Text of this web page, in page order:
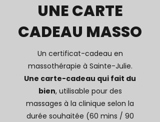
UNE CARTE
CADEAU MASSO
Un certificat-cadeau en
massothérapie à Sainte-Julie.
Une carte-cadeau qui fait du
bien, utilisable pour des
massages à la clinique selon la
durée souhaitée (60 mins / 90